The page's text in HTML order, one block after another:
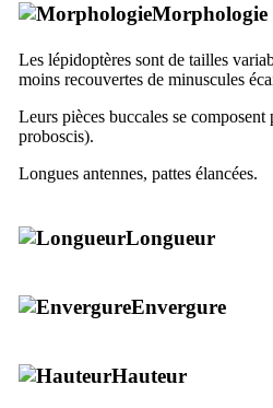
Morphologie
Les lépidoptères sont de tailles
moins recouvertes de minuscules
Leurs pièces buccales se
proboscis).
Longues antennes, pattes élancées.
Longueur
Envergure
Hauteur